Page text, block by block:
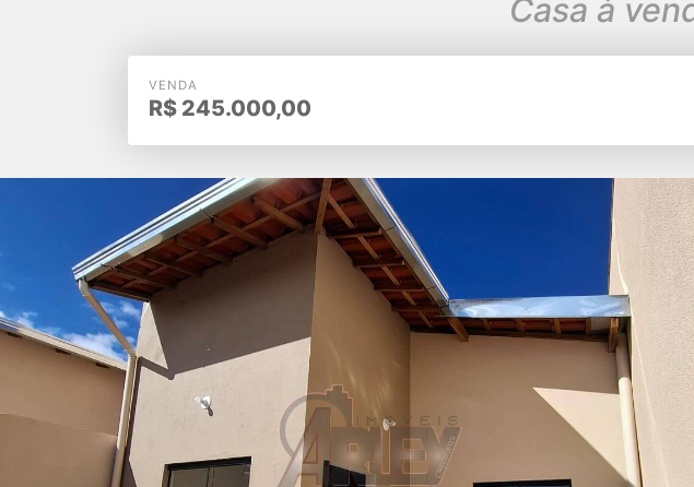
Casa à
VENDA
R$ 245.000,00